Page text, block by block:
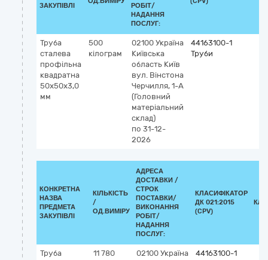
ЗАКУПІВЛІ
РОБІТ/
НАДАННЯ
ПОСЛУГ:
Труба
сталева
профільна
квадратна
50х50х3,0
мм
500
кілограм
02100 Україна
Київська
область Київ
вул. Вінстона
Черчилля, 1-А
(Головний
матеріальний
склад)
по 31-12-
2026
44163100-1
Труби
КОНКРЕТНА
НАЗВА
ПРЕДМЕТА
ЗАКУПІВЛІ
КІЛЬКІСТЬ
/
ОД.ВИМІРУ
АДРЕСА
ДОСТАВКИ /
СТРОК
ПОСТАВКИ/
ВИКОНАННЯ
РОБІТ/
НАДАННЯ
ПОСЛУГ:
КЛАСИФІКАТОР
ДК 021:2015
(CPV)
Труба
11 780
02100 Україна
44163100-1